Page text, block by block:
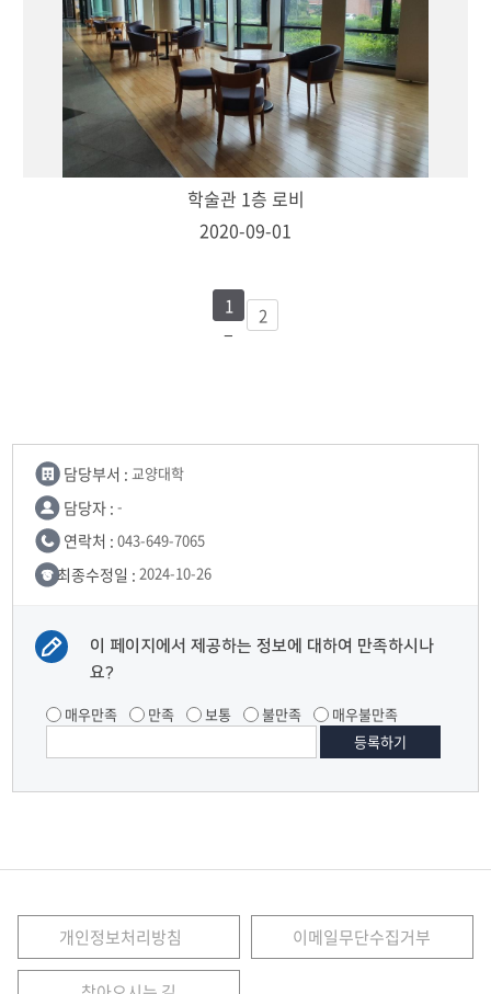
학술관 1층 로비
2020-09-01
1 2
담당부서 : 교양대학
담당자 : -
연락처 : 043-649-7065
최종수정일 : 2024-10-26
이 페이지에서 제공하는 정보에 대하여 만족하시나
요?
매우만족 만족 보통 불만족 매우불만족
개인정보처리방침 이메일무단수집거부